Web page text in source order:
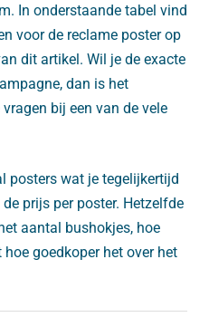
In onderstaande tabel vind
voor de reclame poster op
dit artikel. Wil je de exacte
dan is het
bij een van de vele
posters wat je tegelijkertijd
prijs per poster. Hetzelfde
aantal bushokjes, hoe
goedkoper het over het